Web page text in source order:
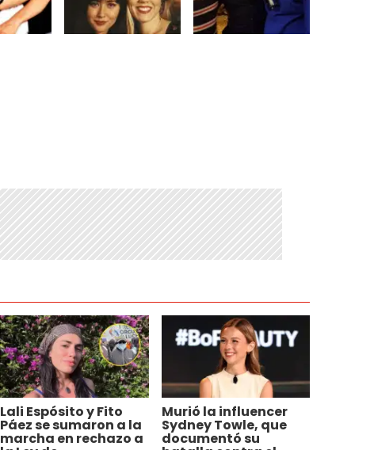
Lali Espósito y Fito
Páez se sumaron a la
marcha en rechazo a
Murió la influencer
Sydney Towle, que
documentó su